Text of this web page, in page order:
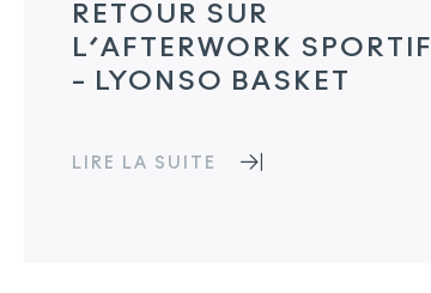
RETOUR SUR
L’AFTERWORK SPORTIF
– LYONSO BASKET
LIRE LA SUITE